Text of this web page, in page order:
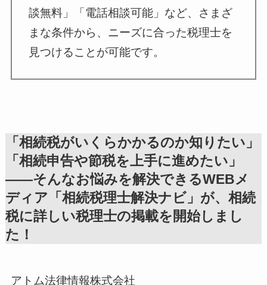
談無料」「電話相談可能」など、さまざ
まな条件から、ニーズに合った税理士を
見つけることが可能です。
「相続税がいくらかかるのか知りたい」
「相続申告や節税を上手に進めたい」
——そんなお悩みを解決できるWEBメ
ディア「相続税理士解決ナビ」が、相続
税に詳しい税理士の掲載を開始しまし
た！
アトム法律情報株式会社